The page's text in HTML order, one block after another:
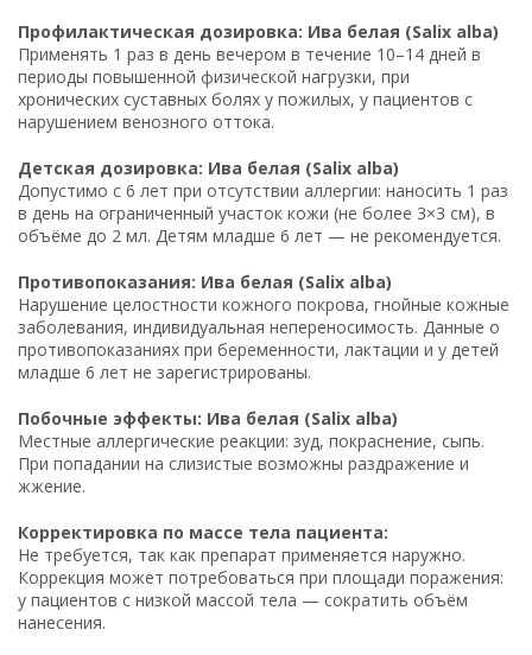
Профилактическая дозировка: Ива белая (Salix alba)
Применять 1 раз в день вечером в течение 10–14 дней в
периоды повышенной физической нагрузки, при
хронических суставных болях у пожилых, у пациентов с
нарушением венозного оттока.
Детская дозировка: Ива белая (Salix alba)
Допустимо с 6 лет при отсутствии аллергии: наносить 1 раз
в день на ограниченный участок кожи (не более 3×3 см), в
объёме до 2 мл. Детям младше 6 лет — не рекомендуется.
Противопоказания: Ива белая (Salix alba)
Нарушение целостности кожного покрова, гнойные кожные
заболевания, индивидуальная непереносимость. Данные о
противопоказаниях при беременности, лактации и у детей
младше 6 лет не зарегистрированы.
Побочные эффекты: Ива белая (Salix alba)
Местные аллергические реакции: зуд, покраснение, сыпь.
При попадании на слизистые возможны раздражение и
жжение.
Корректировка по массе тела пациента:
Не требуется, так как препарат применяется наружно.
Коррекция может потребоваться при площади поражения:
у пациентов с низкой массой тела — сократить объём
нанесения.